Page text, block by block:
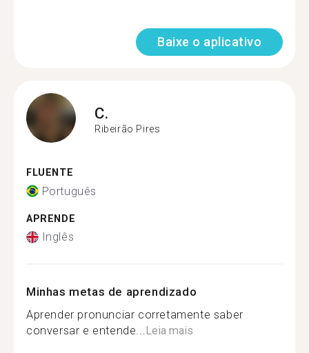
Baixe o aplicativo
C.
Ribeirão Pires
FLUENTE
Português
APRENDE
Inglês
Minhas metas de aprendizado
Aprender pronunciar corretamente saber
conversar e entende...Leia mais